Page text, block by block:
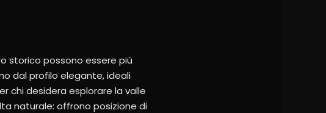
storico possono essere più
dal profilo elegante, ideali
chi desidera esplorare la valle
naturale: offrono posizione di